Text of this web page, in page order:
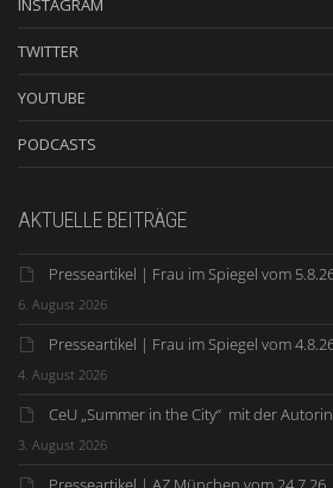
INSTAGRAM
TWITTER
YOUTUBE
PODCASTS
AKTUELLE BEITRÄGE
Presseartikel | Frau im Spiegel vom
6. August 2026
Presseartikel | Frau im Spiegel vom
4. August 2026
CeU „Summer in the City“ mit der
3. August 2026